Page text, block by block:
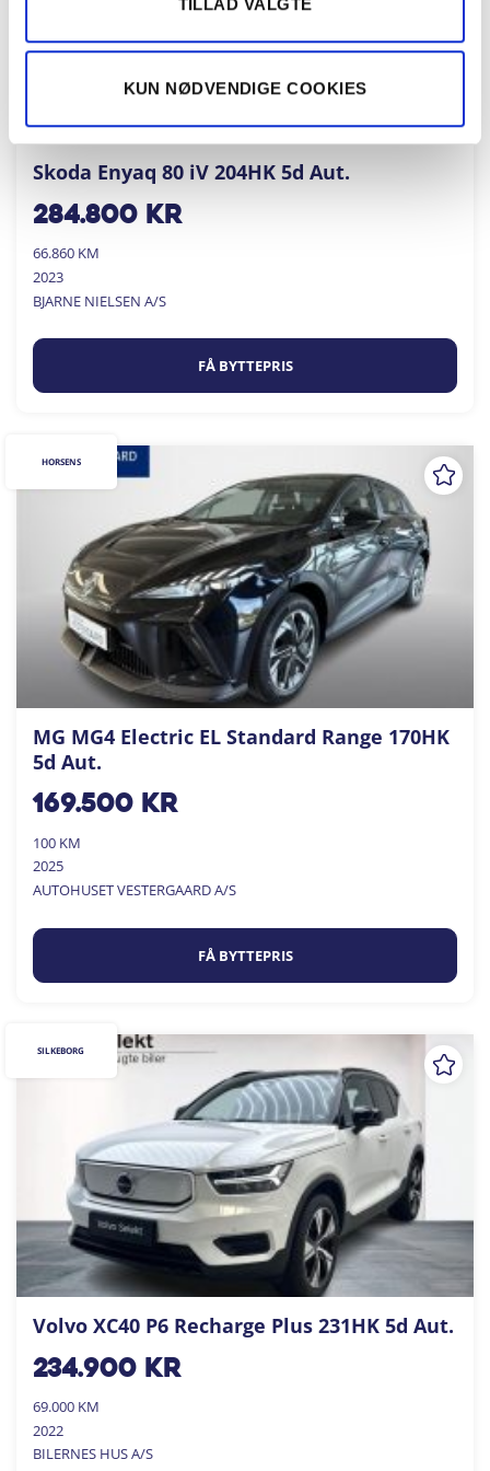
KUN NØDVENDIGE COOKIES
Skoda Enyaq 80 iV 204HK 5d Aut.
284.800kr
66.860 KM
2023
BJARNE NIELSEN A/S
FÅ BYTTEPRIS
MG MG4 Electric EL Standard Range 170HK
5d Aut.
169.500kr
100 KM
2025
AUTOHUSET VESTERGAARD A/S
FÅ BYTTEPRIS
HORSENS
Volvo XC40 P6 Recharge Plus 231HK 5d Aut.
234.900kr
69.000 KM
2022
BILERNES HUS A/S
SILKEBORG